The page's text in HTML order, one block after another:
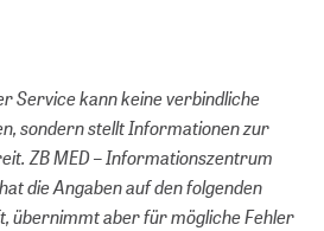
Service kann keine verbindliche
sondern stellt Informationen zur
ZB MED – Informationszentrum
die Angaben auf den folgenden
übernimmt aber für mögliche Fehler